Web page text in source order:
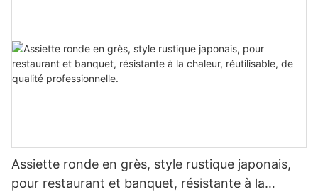
Assiette ronde en grès, style rustique japonais,
pour restaurant et banquet, résistante à la